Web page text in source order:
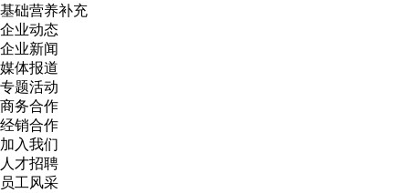
基础营养补充
企业动态
企业新闻
媒体报道
专题活动
商务合作
经销合作
加入我们
人才招聘
员工风采